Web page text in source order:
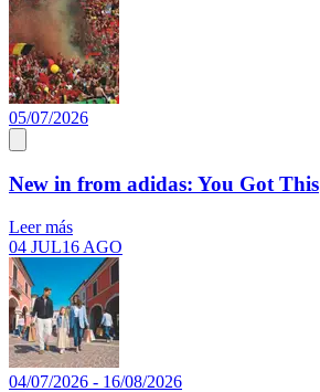
05/07/2026
New in from adidas: You Got This
Leer más
04 JUL16 AGO
04/07/2026 - 16/08/2026